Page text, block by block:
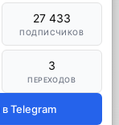
27 433
ПОДПИСЧИКОВ
3
ПЕРЕХОДОВ
Telegram